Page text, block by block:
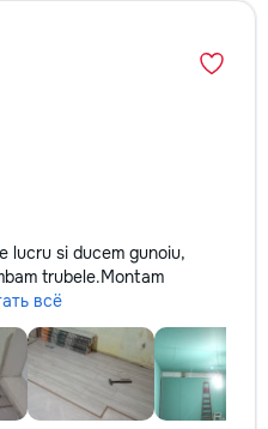
lucrărilor.
fotografiem și
apartamentul
pentru locuit –
Prețuri orientative
materiale:
producătorului,
categoria
porțelanată – de
lucru si ducem gunoiu,
trubele.Montam
всё